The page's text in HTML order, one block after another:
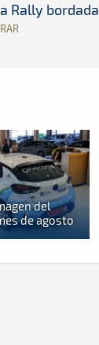
Rally bordada
del
de agosto